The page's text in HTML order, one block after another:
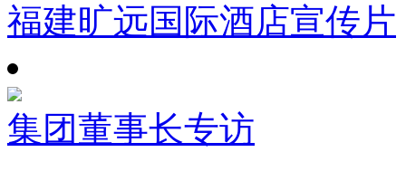
福建旷远国际酒店宣传片
集团董事长专访